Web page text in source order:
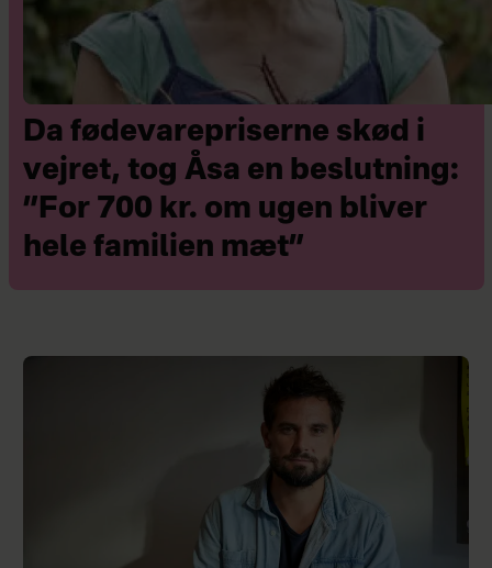
Da fødevarepriserne skød i
vejret, tog Åsa en beslutning:
”For 700 kr. om ugen bliver
hele familien mæt”